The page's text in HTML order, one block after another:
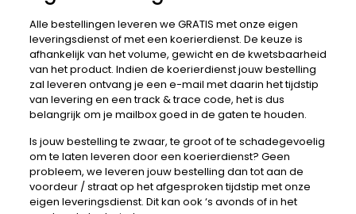
Alle bestellingen leveren we GRATIS met onze eigen
leveringsdienst of met een koerierdienst. De keuze is
afhankelijk van het volume, gewicht en de kwetsbaarheid
van het product. Indien de koerierdienst jouw bestelling
zal leveren ontvang je een e-mail met daarin het tijdstip
van levering en een track & trace code, het is dus
belangrijk om je mailbox goed in de gaten te houden.
Is jouw bestelling te zwaar, te groot of te schadegevoelig
om te laten leveren door een koerierdienst? Geen
probleem, we leveren jouw bestelling dan tot aan de
voordeur / straat op het afgesproken tijdstip met onze
eigen leveringsdienst. Dit kan ook ‘s avonds of in het